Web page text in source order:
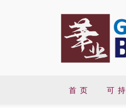
首 页 可